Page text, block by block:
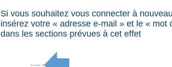
Si vous souhaitez vous connecter à
insérez votre « adresse e-mail » et le « mot
dans les sections prévues à cet effet